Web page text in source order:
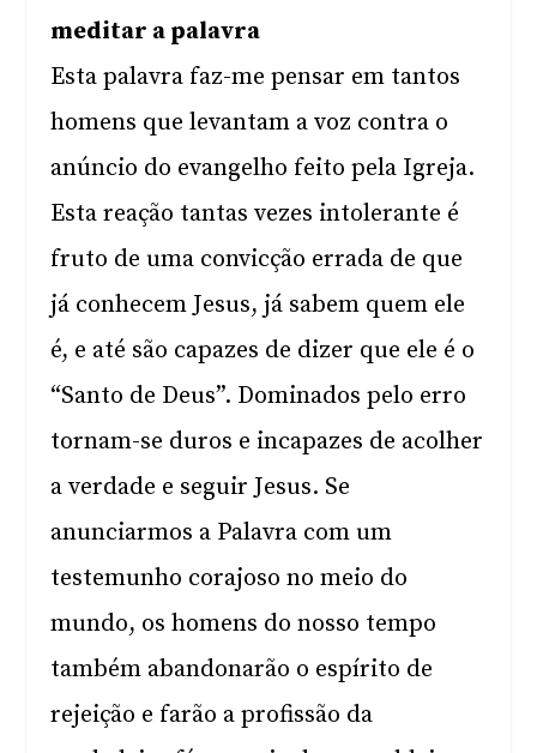
meditar a palavra
Esta palavra faz-me pensar em tantos
homens que levantam a voz contra o
anúncio do evangelho feito pela Igreja.
Esta reação tantas vezes intolerante é
fruto de uma convicção errada de que
já conhecem Jesus, já sabem quem ele
é, e até são capazes de dizer que ele é o
“Santo de Deus”. Dominados pelo erro
tornam-se duros e incapazes de acolher
a verdade e seguir Jesus. Se
anunciarmos a Palavra com um
testemunho corajoso no meio do
mundo, os homens do nosso tempo
também abandonarão o espírito de
rejeição e farão a profissão da